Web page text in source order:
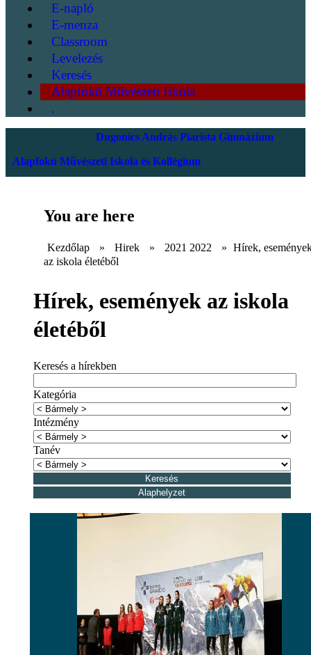
E-napló
E-menza
Classroom
Levelezés
Keresés
Alapfokú Művészeti Iskola
.
Dugonics András Piarista Gimnázium
Alapfokú Művészeti Iskola és Kollégium
You are here
Kezdőlap » Hirek » 2021 2022 » Hírek,
az iskola életéből
Hírek, események az iskola
életéből
Keresés a hírekben
Kategória
Intézmény
Tanév